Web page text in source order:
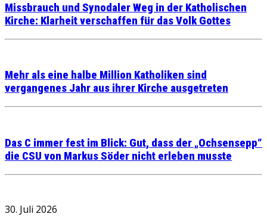
Missbrauch und Synodaler Weg in der Katholischen
Kirche: Klarheit verschaffen für das Volk Gottes
Mehr als eine halbe Million Katholiken sind
vergangenes Jahr aus ihrer Kirche ausgetreten
Das C immer fest im Blick: Gut, dass der „Ochsensepp“
die CSU von Markus Söder nicht erleben musste
30. Juli 2026